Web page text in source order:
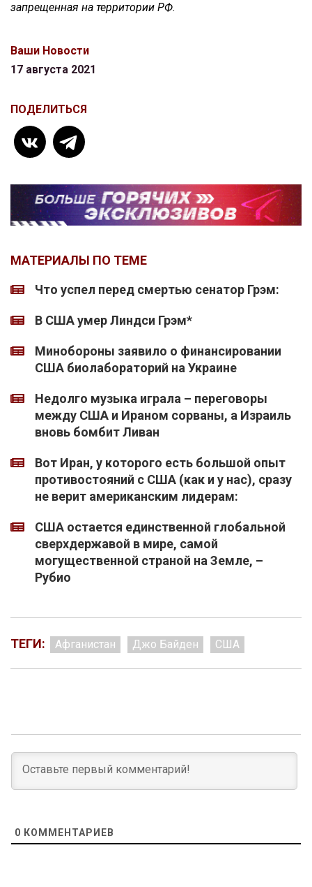
запрещенная на территории РФ.
Ваши Новости
17 августа 2021
ПОДЕЛИТЬСЯ
МАТЕРИАЛЫ ПО ТЕМЕ
Что успел перед смертью сенатор Грэм:
В США умер Линдси Грэм*
Минобороны заявило о финансировании
США биолабораторий на Украине
Недолго музыка играла – переговоры
между США и Ираном сорваны, а Израиль
вновь бомбит Ливан
Вот Иран, у которого есть большой опыт
противостояний с США (как и у нас), сразу
не верит американским лидерам:
США остается единственной глобальной
сверхдержавой в мире, самой
могущественной страной на Земле, –
Рубио
ТЕГИ: Афганистан Джо Байден США
0 КОММЕНТАРИЕВ